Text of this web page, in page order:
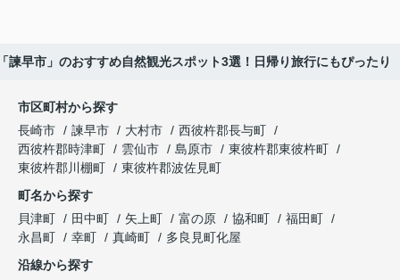
諫早市」のおすすめ自然観光スポット3選！日帰り旅行にもぴったり
市区町村から探す
長崎市
諫早市 大村市
西彼杵郡長与町
西彼杵郡時津町
雲仙市 島原市
東彼杵郡東彼杵町
東彼杵郡川棚町
東彼杵郡波佐見町
町名から探す
貝津町
田中町 矢上町 富の原 協和町
福田町
永昌町
幸町 真崎町
多良見町化屋
沿線から探す